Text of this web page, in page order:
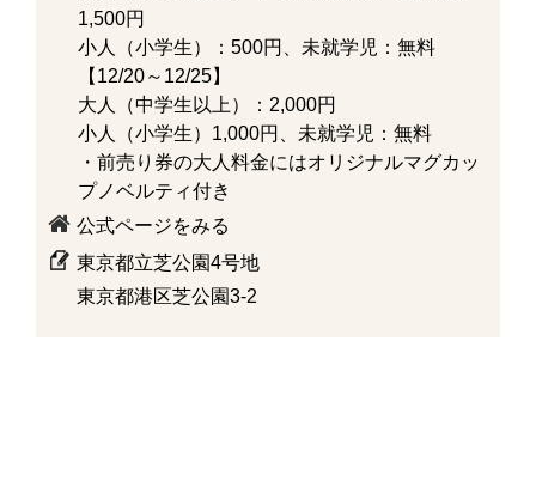
1,500円
小人（小学生）：500円、未就学児：無料
【12/20～12/25】
大人（中学生以上）：2,000円
小人（小学生）1,000円、未就学児：無料
・前売り券の大人料金にはオリジナルマグカッ
プノベルティ付き
公式ページをみる
東京都立芝公園4号地
東京都港区芝公園3-2